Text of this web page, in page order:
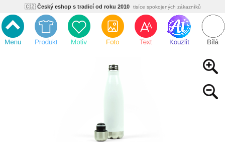
🇨🇿 Český eshop s tradicí od roku 2010 tisíce spokojených zákazníků
Ekologický a zdravotně nezávadný žádná čína, barvy s certifikáty
💡Inovativní výroba vlastní vývoj, nejnovější technologie
Rychlé dodání expedujeme do 24h
jsme přímý výrobce, žádný zprostředkovatel